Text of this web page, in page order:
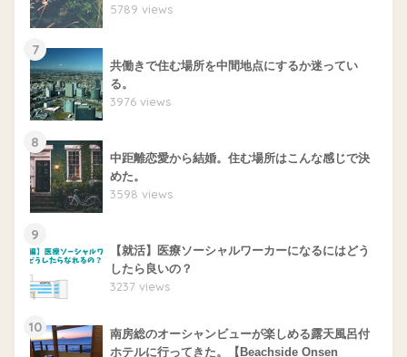
5789 views
7
共働きで住む場所を中間地点にするか迷ってい
る。
3976 views
8
中距離恋愛から結婚。住む場所はこんな感じで決
めた。
3598 views
9
【就活】医療ソーシャルワーカーになるにはどう
したら良いの？
3237 views
10
南房総のオーシャンビューが楽しめる露天風呂付
ホテルに行ってきた。【Beachside Onsen